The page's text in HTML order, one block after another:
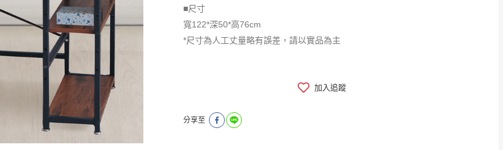
■尺寸
寬122*深50*高76cm
*尺寸為人工丈量略有誤差，請以實品為主
加入追蹤
分享至